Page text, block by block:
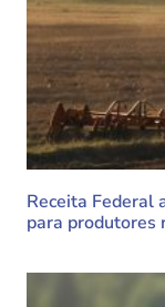
Receita Federal
para produtores